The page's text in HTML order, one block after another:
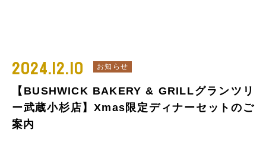
2024.12.10 お知らせ
【BUSHWICK BAKERY & GRILLグランツリ
ー武蔵小杉店】Xmas限定ディナーセットのご
案内